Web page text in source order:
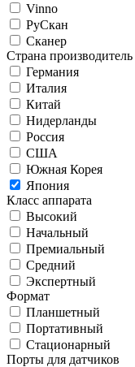
Vinno
РуСкан
Сканер
Страна производитель
Германия
Италия
Китай
Нидерланды
Россия
США
Южная Корея
Япония
Класс аппарата
Высокий
Начальный
Премиальный
Средний
Экспертный
Формат
Планшетный
Портативный
Стационарный
Порты для датчиков